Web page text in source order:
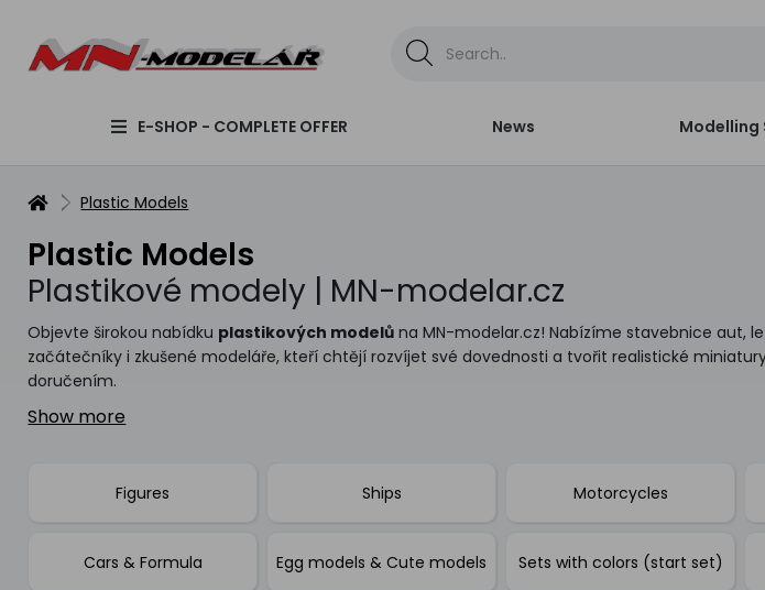
E-SHOP - COMPLETE OFFER News Modelling
Plastic Models
Plastic Models
Plastikové modely | MN-modelar.cz
Objevte širokou nabídku plastikových modelů na MN-modelar.cz! Nabízíme stavebnice aut,
začátečníky i zkušené modeláře, kteří chtějí rozvíjet své dovednosti a tvořit realistické
doručením.
Show more
Figures Ships Motorcycles
Cars & Formula Egg models & Cute models Sets with colors (start set)